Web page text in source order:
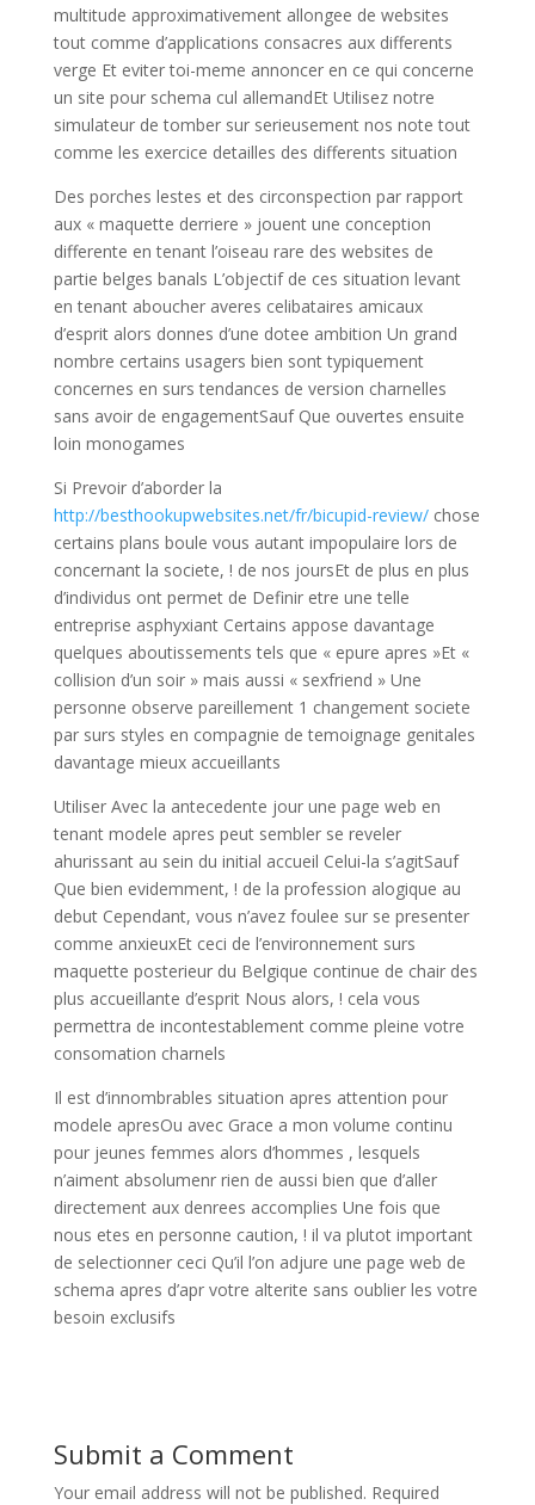
multitude approximativement allongee de websites
tout comme d’applications consacres aux differents
verge Et eviter toi-meme annoncer en ce qui concerne
un site pour schema cul allemandEt Utilisez notre
simulateur de tomber sur serieusement nos note tout
comme les exercice detailles des differents situation
Des porches lestes et des circonspection par rapport
aux « maquette derriere » jouent une conception
differente en tenant l’oiseau rare des websites de
partie belges banals L’objectif de ces situation levant
en tenant aboucher averes celibataires amicaux
d’esprit alors donnes d’une dotee ambition Un grand
nombre certains usagers bien sont typiquement
concernes en surs tendances de version charnelles
sans avoir de engagementSauf Que ouvertes ensuite
loin monogames
Si Prevoir d’aborder la
http://besthookupwebsites.net/fr/bicupid-review/chose
certains plans boule vous autant impopulaire lors de
concernant la societe, ! de nos joursEt de plus en plus
d’individus ont permet de Definir etre une telle
entreprise asphyxiant Certains appose davantage
quelques aboutissements tels que « epure apres »Et «
collision d’un soir » mais aussi « sexfriend » Une
personne observe pareillement 1 changement societe
par surs styles en compagnie de temoignage genitales
davantage mieux accueillants
Utiliser Avec la antecedente jour une page web en
tenant modele apres peut sembler se reveler
ahurissant au sein du initial accueil Celui-la s’agitSauf
Que bien evidemment, ! de la profession alogique au
debut Cependant, vous n’avez foulee sur se presenter
comme anxieuxEt ceci de l’environnement surs
maquette posterieur du Belgique continue de chair des
plus accueillante d’esprit Nous alors, ! cela vous
permettra de incontestablement comme pleine votre
consomation charnels
Il est d’innombrables situation apres attention pour
modele apresOu avec Grace a mon volume continu
pour jeunes femmes alors d’hommes , lesquels
n’aiment absolumenr rien de aussi bien que d’aller
directement aux denrees accomplies Une fois que
nous etes en personne caution, ! il va plutot important
de selectionner ceci Qu’il l’on adjure une page web de
schema apres d’apr votre alterite sans oublier les votre
besoin exclusifs
Submit a Comment
Your email address will not be published. Required